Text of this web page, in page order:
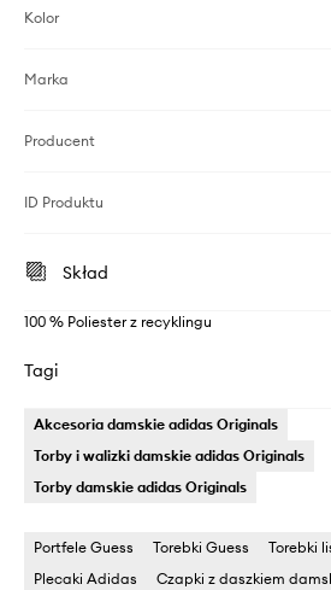
Kolor
Marka
Producent
ID Produktu
Skład
100 % Poliester z recyklingu
Tagi
Akcesoria damskie adidas Originals
Torby i walizki damskie adidas Originals
Torby damskie adidas Originals
Portfele Guess Torebki Guess Torebki
Plecaki Adidas
Czapki z daszkiem